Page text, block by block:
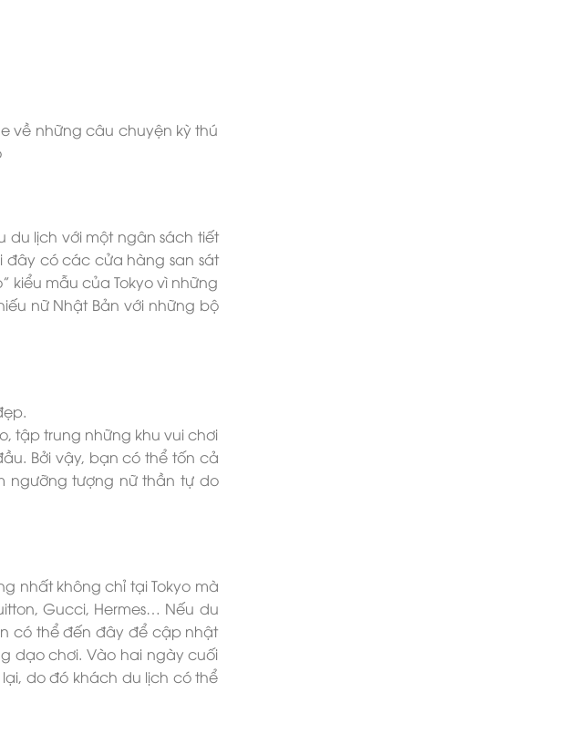
về những câu chuyện kỳ thú
du lịch với một ngân sách tiết
đây có các cửa hàng san sát
kiểu mẫu của Tokyo vì những
nữ Nhật Bản với những bộ
tập trung những khu vui chơi
Bởi vậy, bạn có thể tốn cả
ngưỡng tượng nữ thần tự do
nhất không chỉ tại Tokyo mà
Gucci, Hermes… Nếu du
có thể đến đây để cập nhật
dạo chơi. Vào hai ngày cuối
do đó khách du lịch có thể